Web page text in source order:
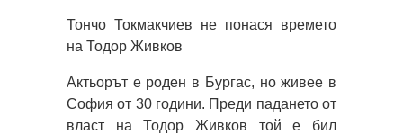
Тончо Токмакчиев не понася времето
на Тодор Живков
Актьорът е роден в Бургас, но живее в
София от 30 години. Преди падането от
власт на Тодор Живков той е бил